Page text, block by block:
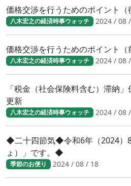
価格交渉を行うためのポイント（
八木宏之の経済時事ウォッチ 2024 / 08
価格交渉を行うためのポイント（
八木宏之の経済時事ウォッチ 2024 / 08
「税金（社会保険料含む）滞納
更新
八木宏之の経済時事ウォッチ 2024 / 08
◆二十四節気◆令和6年（2024）
ょ）」です。◆
季節のお便り 2024 / 08 / 18